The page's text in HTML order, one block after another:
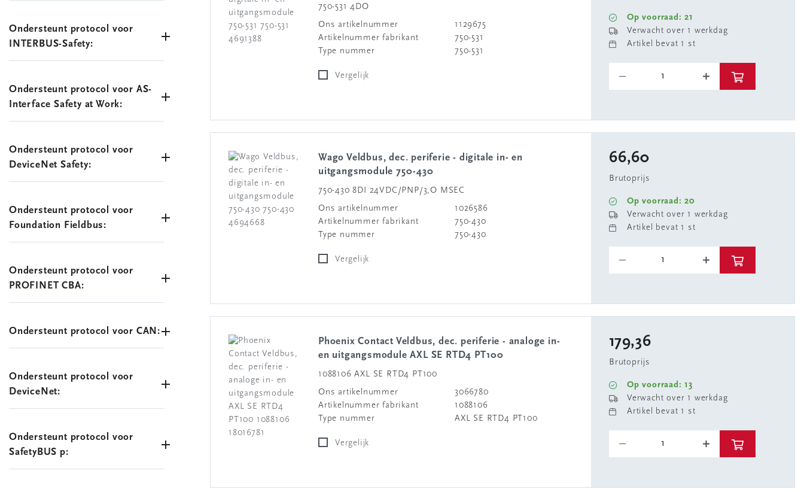
Ondersteunt protocol voor
INTERBUS-Safety:
Ondersteunt protocol voor AS-
Interface Safety at Work:
Ondersteunt protocol voor
DeviceNet Safety:
Ondersteunt protocol voor
Foundation Fieldbus:
Ondersteunt protocol voor
PROFINET CBA:
Ondersteunt protocol voor CAN:
Ondersteunt protocol voor
DeviceNet:
Ondersteunt protocol voor
SafetyBUS p:
750-531 4DO
Ons artikelnummer
1129675
Artikelnummer fabrikant
750-531
Type nummer
750-531
Vergelijk
Op voorraad: 21
Verwacht over 1 werkdag
Artikel bevat 1 st
Wago Veldbus, dec. periferie - digitale in- en
uitgangsmodule 750-430
750-430 8DI 24VDC/PNP/3,O MSEC
Ons artikelnummer
1026586
Artikelnummer fabrikant
750-430
Type nummer
750-430
Vergelijk
66,60
Brutoprijs
Op voorraad: 20
Verwacht over 1 werkdag
Artikel bevat 1 st
Phoenix Contact Veldbus, dec. periferie - analoge in-
en uitgangsmodule AXL SE RTD4 PT100
1088106 AXL SE RTD4 PT100
Ons artikelnummer
3066780
Artikelnummer fabrikant
1088106
Type nummer
AXL SE RTD4 PT100
Vergelijk
179,36
Brutoprijs
Op voorraad: 13
Verwacht over 1 werkdag
Artikel bevat 1 st